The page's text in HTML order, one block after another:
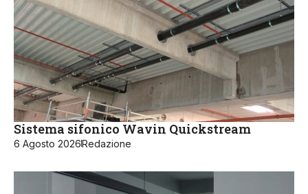
Sistema sifonico Wavin Quickstream
6 Agosto 2026Redazione